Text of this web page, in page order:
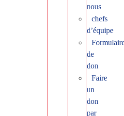
nous
chefs
d’équipe
de
don
Faire
un
don
par